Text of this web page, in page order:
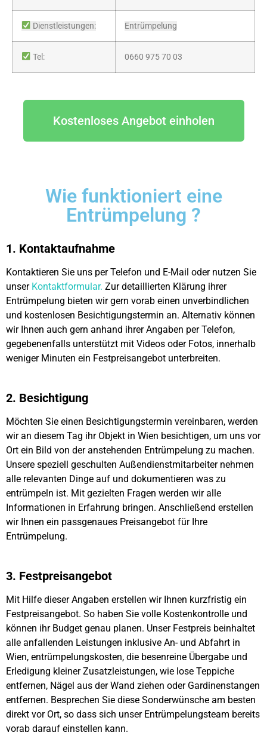
Dienstleistungen: Entrümpelung
Tel: 0660 975 70 03
Kostenloses Angebot einholen
Wie funktioniert eine
Entrümpelung ?
1. Kontaktaufnahme
Kontaktieren Sie uns per Telefon und E-Mail oder nutzen Sie
unser Kontaktformular. Zur detaillierten Klärung ihrer
Entrümpelung bieten wir gern vorab einen unverbindlichen
und kostenlosen Besichtigungstermin an. Alternativ können
wir Ihnen auch gern anhand ihrer Angaben per Telefon,
gegebenenfalls unterstützt mit Videos oder Fotos, innerhalb
weniger Minuten ein Festpreisangebot unterbreiten.
2. Besichtigung
Möchten Sie einen Besichtigungstermin vereinbaren, werden
wir an diesem Tag ihr Objekt in Wien besichtigen, um uns vor
Ort ein Bild von der anstehenden Entrümpelung zu machen.
Unsere speziell geschulten Außendienstmitarbeiter nehmen
alle relevanten Dinge auf und dokumentieren was zu
entrümpeln ist. Mit gezielten Fragen werden wir alle
Informationen in Erfahrung bringen. Anschließend erstellen
wir Ihnen ein passgenaues Preisangebot für Ihre
Entrümpelung.
3. Festpreisangebot
Mit Hilfe dieser Angaben erstellen wir Ihnen kurzfristig ein
Festpreisangebot. So haben Sie volle Kostenkontrolle und
können ihr Budget genau planen. Unser Festpreis beinhaltet
alle anfallenden Leistungen inklusive An- und Abfahrt in
Wien, entrümpelungskosten, die besenreine Übergabe und
Erledigung kleiner Zusatzleistungen, wie lose Teppiche
entfernen, Nägel aus der Wand ziehen oder Gardinenstangen
entfernen. Besprechen Sie diese Sonderwünsche am besten
direkt vor Ort, so dass sich unser Entrümpelungsteam bereits
vorab darauf einstellen kann.